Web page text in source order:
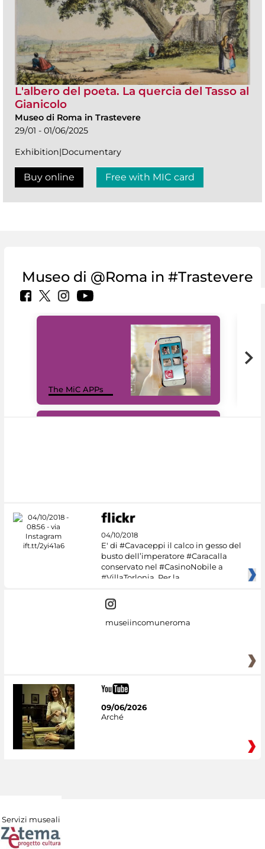
L'albero del poeta. La quercia del Tasso al
Gianicolo
Museo di Roma in Trastevere
29/01 - 01/06/2025
Exhibition|Documentary
Buy online Free with MIC card
Museo di @Roma in #Trastevere
The MiC APPs
04/10/2018
E' di #Cavaceppi il calco in gesso del
busto dell’imperatore #Caracalla
conservato nel #CasinoNobile a
#VillaTorlonia. Per la
museiincomuneroma
09/06/2026
Arché
Servizi museali